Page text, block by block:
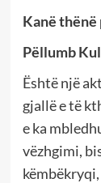
Kanë thënë
Pëllumb
Është një
gjallë e të
e ka
vëzhgimi,